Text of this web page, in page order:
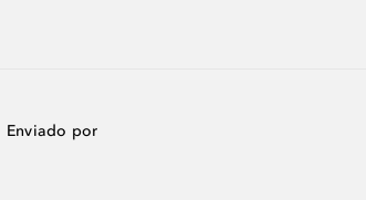
Enviado por